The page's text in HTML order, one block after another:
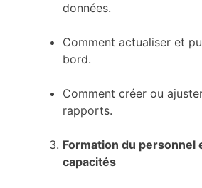
données.
Comment actualiser et
bord.
Comment créer ou
rapports.
Formation du
capacités